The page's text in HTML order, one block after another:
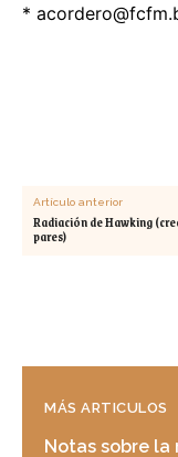
*
Artículo anterior
Radiación de Hawking
pares)
MÁS ARTICULOS
Notas sobre la